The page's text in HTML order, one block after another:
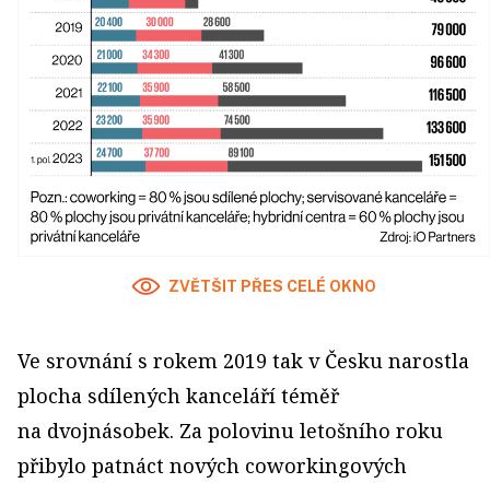
ZVĚTŠIT PŘES CELÉ OKNO
Ve srovnání s rokem 2019 tak v Česku narostla
plocha sdílených kanceláří téměř
na dvojnásobek. Za polovinu letošního roku
přibylo patnáct nových coworkingových